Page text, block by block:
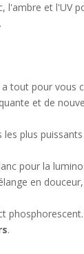
l'ambre et l'UV
tout pour vous
et de
plus
pour la
en
.